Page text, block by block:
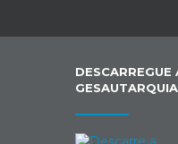
DESCARREGUE